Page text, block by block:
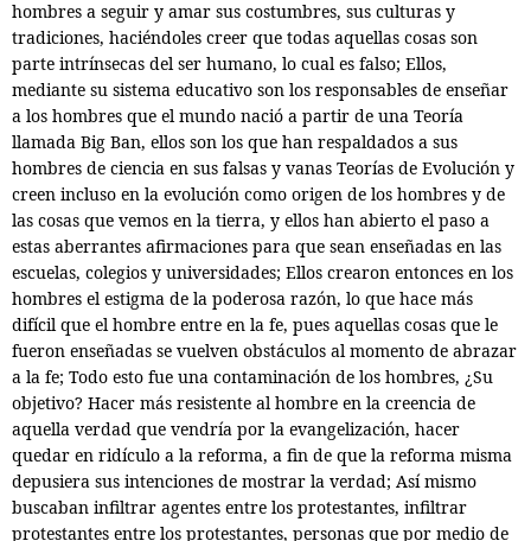
hombres a seguir y amar sus costumbres, sus culturas y
tradiciones, haciéndoles creer que todas aquellas cosas son
parte intrínsecas del ser humano, lo cual es falso; Ellos,
mediante su sistema educativo son los responsables de enseñar
a los hombres que el mundo nació a partir de una Teoría
llamada Big Ban, ellos son los que han respaldados a sus
hombres de ciencia en sus falsas y vanas Teorías de Evolución y
creen incluso en la evolución como origen de los hombres y de
las cosas que vemos en la tierra, y ellos han abierto el paso a
estas aberrantes afirmaciones para que sean enseñadas en las
escuelas, colegios y universidades; Ellos crearon entonces en los
hombres el estigma de la poderosa razón, lo que hace más
difícil que el hombre entre en la fe, pues aquellas cosas que le
fueron enseñadas se vuelven obstáculos al momento de abrazar
a la fe; Todo esto fue una contaminación de los hombres, ¿Su
objetivo? Hacer más resistente al hombre en la creencia de
aquella verdad que vendría por la evangelización, hacer
quedar en ridículo a la reforma, a fin de que la reforma misma
depusiera sus intenciones de mostrar la verdad; Así mismo
buscaban infiltrar agentes entre los protestantes, infiltrar
protestantes entre los protestantes, personas que por medio de